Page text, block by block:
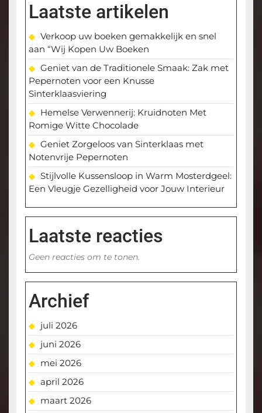
Laatste artikelen
Verkoop uw boeken gemakkelijk en snel
aan “Wij Kopen Uw Boeken
Geniet van de Traditionele Smaak: Zak met
Pepernoten voor een Knusse
Sinterklaasviering
Hemelse Verwennerij: Kruidnoten Met
Romige Witte Chocolade
Geniet Zorgeloos van Sinterklaas met
Notenvrije Pepernoten
Stijlvolle Kussensloop in Warm Mosterdgeel:
Een Vleugje Gezelligheid voor Jouw Interieur
Laatste reacties
Geen reacties om te tonen.
Archief
juli 2026
juni 2026
mei 2026
april 2026
maart 2026